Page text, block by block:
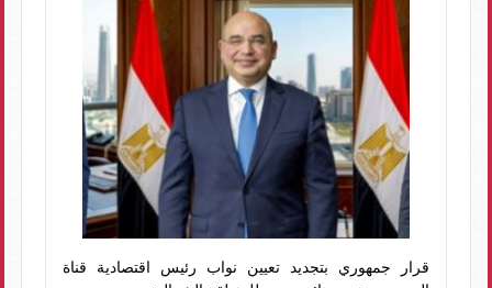
قرار جمهوري بتجديد تعيين نواب رئيس اقتصادية قناة